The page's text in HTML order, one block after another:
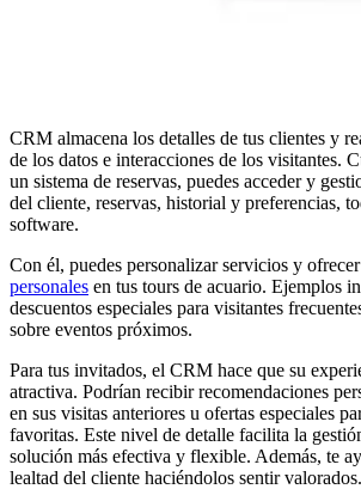
CRM almacena los detalles de tus clientes y
de los datos e interacciones de los visitantes.
un sistema de reservas, puedes acceder y
del cliente, reservas, historial y preferencias,
software.
Con él, puedes personalizar servicios y
personales en tus tours de acuario. Ejemplos
descuentos especiales para visitantes
sobre eventos próximos.
Para tus invitados, el CRM hace que su
atractiva. Podrían recibir recomendaciones
en sus visitas anteriores u ofertas especiales
favoritas. Este nivel de detalle facilita la
solución más efectiva y flexible. Además, te
lealtad del cliente haciéndolos sentir valorados.